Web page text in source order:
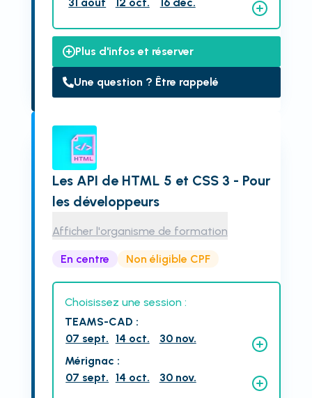
31 août 12 oct. 16 déc.
Plus d'infos et réserver
Une question ? Être rappelé
Les API de HTML 5 et CSS 3 - Pour
les développeurs
Afficher l'organisme de formation
En centre Non éligible CPF
Choisissez une session :
TEAMS-CAD :
07 sept. 14 oct.
30 nov.
Mérignac :
07 sept. 14 oct. 30 nov.